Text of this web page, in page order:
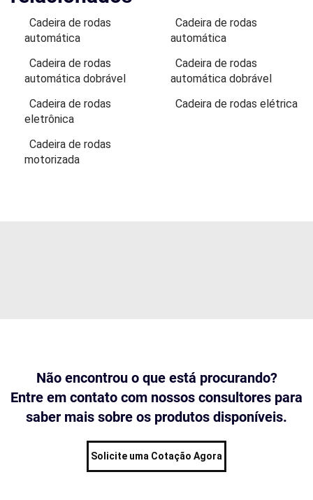
Cadeira de rodas
automática
Cadeira de rodas
automática
Cadeira de rodas
automática dobrável
Cadeira de rodas
automática dobrável
Cadeira de rodas
eletrônica
Cadeira de rodas elétrica
Cadeira de rodas
motorizada
Não encontrou o que está procurando?
Entre em contato com nossos consultores para
saber mais sobre os produtos disponíveis.
Solicite uma Cotação Agora